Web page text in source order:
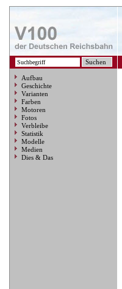
Aufbau
Geschichte
Varianten
Farben
Motoren
Fotos
Verbleibe
Statistik
Modelle
Medien
Dies & Das